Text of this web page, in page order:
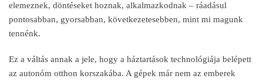
elemeznek, döntéseket hoznak, alkalmazkodnak – ráadásul
pontosabban, gyorsabban, következetesebben, mint mi magunk
tennénk.
Ez a váltás annak a jele, hogy a háztartások technológiája belépett
az autonóm otthon korszakába. A gépek már nem az emberek